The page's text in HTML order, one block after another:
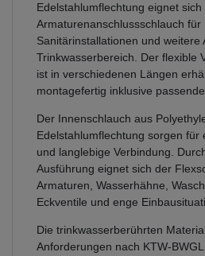
Edelstahlumflechtung eignet
Armaturenanschlussschlauch für
Sanitärinstallationen und weitere
Trinkwasserbereich. Der flexible
ist in verschiedenen Längen
montagefertig inklusive
Der Innenschlauch aus
Edelstahlumflechtung sorgen für
und langlebige Verbindung.
Ausführung eignet sich der
Armaturen, Wasserhähne,
Eckventile und enge
Die trinkwasserberührten
Anforderungen nach KTW-